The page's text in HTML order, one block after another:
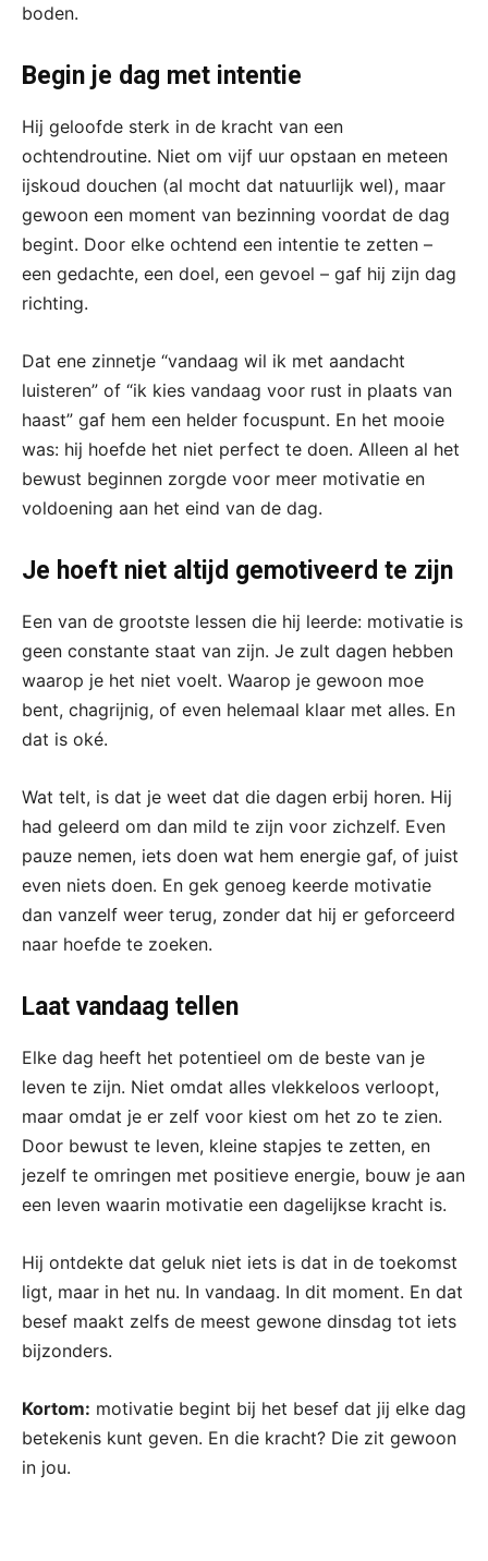
boden.
Begin je dag met intentie
Hij geloofde sterk in de kracht van een
ochtendroutine. Niet om vijf uur opstaan en meteen
ijskoud douchen (al mocht dat natuurlijk wel), maar
gewoon een moment van bezinning voordat de dag
begint. Door elke ochtend een intentie te zetten –
een gedachte, een doel, een gevoel – gaf hij zijn dag
richting.
Dat ene zinnetje “vandaag wil ik met aandacht
luisteren” of “ik kies vandaag voor rust in plaats van
haast” gaf hem een helder focuspunt. En het mooie
was: hij hoefde het niet perfect te doen. Alleen al het
bewust beginnen zorgde voor meer motivatie en
voldoening aan het eind van de dag.
Je hoeft niet altijd gemotiveerd te zijn
Een van de grootste lessen die hij leerde: motivatie is
geen constante staat van zijn. Je zult dagen hebben
waarop je het niet voelt. Waarop je gewoon moe
bent, chagrijnig, of even helemaal klaar met alles. En
dat is oké.
Wat telt, is dat je weet dat die dagen erbij horen. Hij
had geleerd om dan mild te zijn voor zichzelf. Even
pauze nemen, iets doen wat hem energie gaf, of juist
even niets doen. En gek genoeg keerde motivatie
dan vanzelf weer terug, zonder dat hij er geforceerd
naar hoefde te zoeken.
Laat vandaag tellen
Elke dag heeft het potentieel om de beste van je
leven te zijn. Niet omdat alles vlekkeloos verloopt,
maar omdat je er zelf voor kiest om het zo te zien.
Door bewust te leven, kleine stapjes te zetten, en
jezelf te omringen met positieve energie, bouw je aan
een leven waarin motivatie een dagelijkse kracht is.
Hij ontdekte dat geluk niet iets is dat in de toekomst
ligt, maar in het nu. In vandaag. In dit moment. En dat
besef maakt zelfs de meest gewone dinsdag tot iets
bijzonders.
Kortom: motivatie begint bij het besef dat jij elke dag
betekenis kunt geven. En die kracht? Die zit gewoon
in jou.